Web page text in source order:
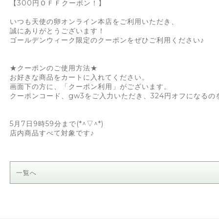
【300円ＯＦＦクーポン！】
いつも天使の卵オンライン本店をご利用いただき、
誠にありがとうございます！
ゴールデンウィーク限定のクーポンをぜひご利用ください♪
★クーポンのご使用方法★
お好きな商品をカートに入れてください。
画面下の方に、「クーポン利用」がございます。
クーポンコード、gw3をご入力いただき、324円オフになるの
5月7日9時59分まで(*^▽^*)
店内商品すべて対象です♪
一覧へ